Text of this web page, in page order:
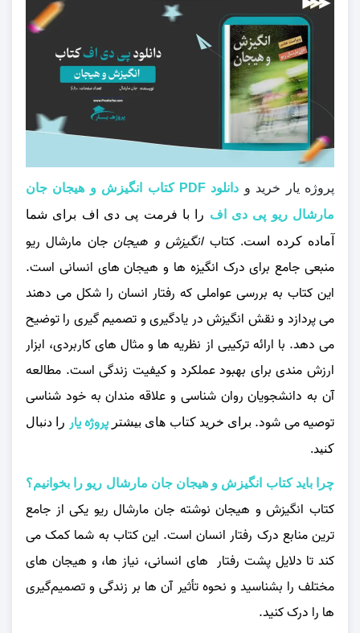
پروژه یار خرید و
دانلود PDF کتاب انگیزش و هیجان جان
مارشال ریو پی دی اف را با فرمت پی دی اف برای شما
آماده کرده است.کتابانگیزش و هیجانجان مارشال ریو
منبعی جامع برای درک انگیزه‌ ها و هیجان‌ های انسانی است.
این کتاب به بررسی عواملی که رفتار انسان را شکل می‌ دهند
می‌ پردازد و نقش انگیزش در یادگیری و تصمیم‌ گیری را توضیح
می‌ دهد. با ارائه ترکیبی از نظریه‌ ها و مثال‌ های کاربردی، ابزار
ارزش مندی برای بهبود عملکرد و کیفیت زندگی است. مطالعه
آن به دانشجویان روان‌ شناسی و علاقه‌ مندان به خود شناسی
توصیه می‌ شود. برای خرید کتاب های بیشترپروژه یار را دنبال
کنید.
چرا باید کتاب انگیزش و هیجان جان مارشال ریو را بخوانیم؟
کتاب انگیزش و هیجان نوشته جان مارشال ریو یکی از جامع‌
ترین منابع درک رفتار انسان است. این کتاب به شما کمک می‌
کند تا دلایل پشت رفتار های انسانی، نیاز ها، و هیجان‌ های
مختلف را بشناسید و نحوه تأثیر آن‌ ها بر زندگی و تصمیم‌گیری‌
ها را درک کنید.